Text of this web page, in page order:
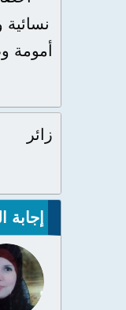
أمومة
زائر
إجابة